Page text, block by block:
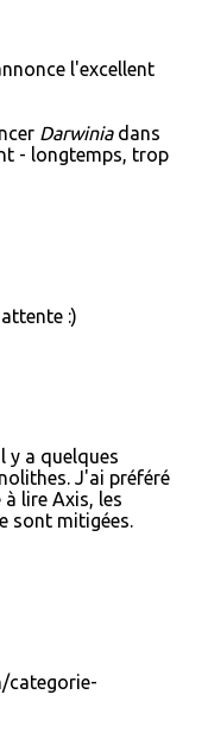
l'excellent
Darwiniadans
- longtemps, trop
:)
y a quelques
J'ai préféré
lire Axis, les
sont mitigées.
categorie-